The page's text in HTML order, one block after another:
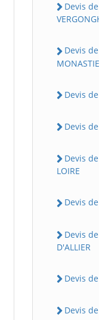
Devis
Devis
Devis
Devis
Devis
LOIRE
Devis
Devis
D'ALLIER
Devis
Devis